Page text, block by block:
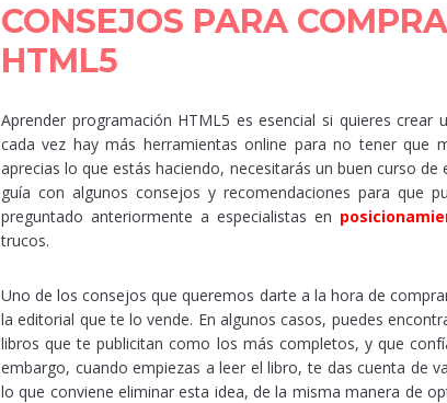
CONSEJOS PARA
HTML5
Aprender programación HTML5 es esencial si quieres
cada vez hay más herramientas online para no tener que
aprecias lo que estás haciendo, necesitarás un buen curso
guía con algunos consejos y recomendaciones para que
preguntado anteriormente a especialistas en
trucos.
Uno de los consejos que queremos darte a la hora de
la editorial que te lo vende. En algunos casos, puedes
libros que te publicitan como los más completos, y que
embargo, cuando empiezas a leer el libro, te das cuenta de
lo que conviene eliminar esta idea, de la misma manera de